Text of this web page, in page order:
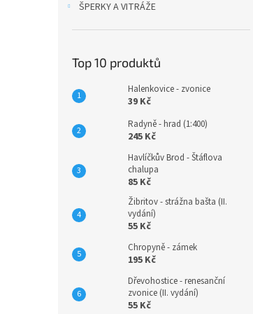
ŠPERKY A VITRÁŽE
Top 10 produktů
Halenkovice - zvonice
39 Kč
Radyně - hrad (1:400)
245 Kč
Havlíčkův Brod - Štáflova
chalupa
85 Kč
Žibritov - strážna bašta (II.
vydání)
55 Kč
Chropyně - zámek
195 Kč
Dřevohostice - renesanční
zvonice (II. vydání)
55 Kč